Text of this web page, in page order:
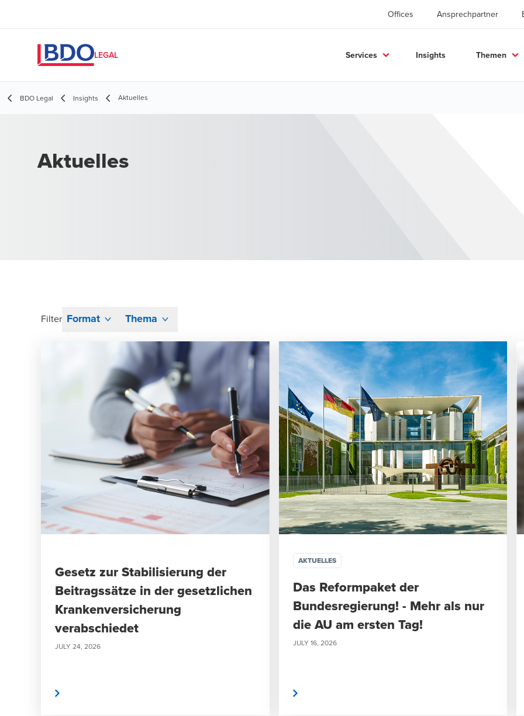
Offices Ansprechpartner
LEGAL Services Insights Themen
BDO Legal Insights Aktuelles
Aktuelles
Filter Format Thema
Gesetz zur Stabilisierung der
Beitragssätze in der gesetzlichen
Krankenversicherung
verabschiedet
JULY 24, 2026
AKTUELLES
Das Reformpaket der
Bundesregierung! - Mehr als nur
die AU am ersten Tag!
JULY 16, 2026